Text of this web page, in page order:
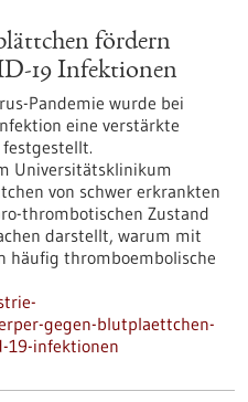
fördern
19 Infektionen
Pandemie wurde bei
eine verstärkte
Universitätsklinikum
von schwer erkrankten
thrombotischen Zustand
darstellt, warum mit
häufig thromboembolische
gegen-blutplaettchen-
19-infektionen